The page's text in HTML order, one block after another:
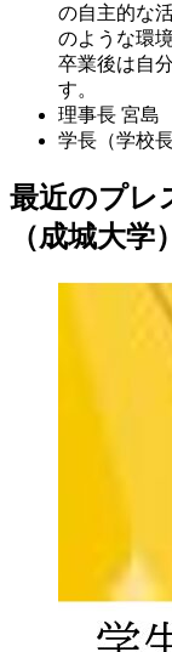
の自主的な
のような環
卒業後は自
す。
理事長 宮島
学長（学校長
最近のプレ
（成城大学）